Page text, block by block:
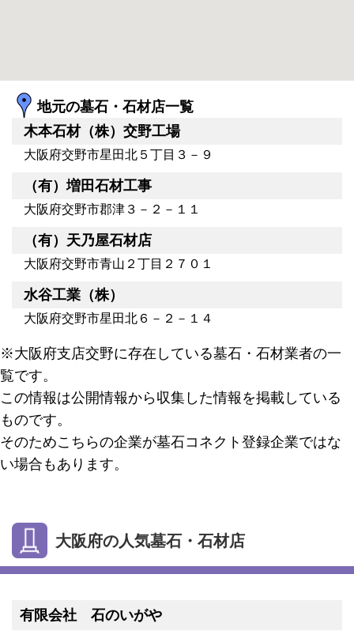
地元の墓石・石材店一覧
木本石材（株）交野工場
大阪府交野市星田北５丁目３－９
（有）増田石材工事
大阪府交野市郡津３－２－１１
（有）天乃屋石材店
大阪府交野市青山２丁目２７０１
水谷工業（株）
大阪府交野市星田北６－２－１４
※大阪府支店交野に存在している墓石・石材業者の一
覧です。
この情報は公開情報から収集した情報を掲載している
ものです。
そのためこちらの企業が墓石コネクト登録企業ではな
い場合もあります。
大阪府の人気墓石・石材店
有限会社 石のいがや